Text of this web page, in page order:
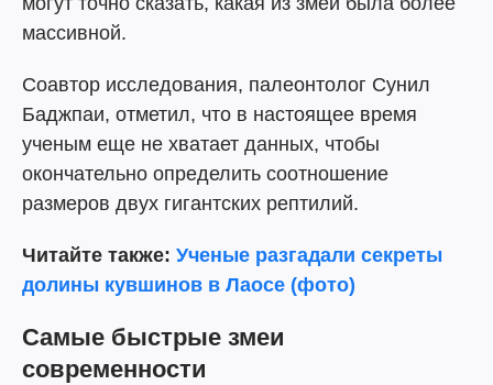
массивной.
Соавтор исследования, палеонтолог Сунил
Баджпаи, отметил, что в настоящее время
ученым еще не хватает данных, чтобы
окончательно определить соотношение
размеров двух гигантских рептилий.
Читайте также: Ученые разгадали секреты
долины кувшинов в Лаосе (фото)
Самые быстрые змеи
современности